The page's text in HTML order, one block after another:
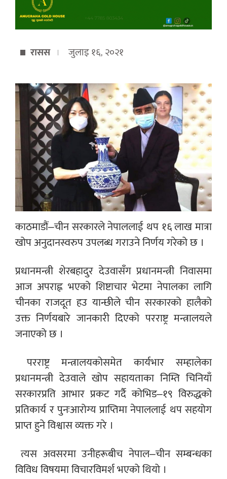
रासस जुलाइ १६, २०२१
काठमाडौं–चीन सरकारले नेपाललाई थप १६ लाख मात्रा
खोप अनुदानस्वरुप उपलब्ध गराउने निर्णय गरेको छ ।
प्रधानमन्त्री शेरबहादुर देउवासँग प्रधानमन्त्री निवासमा
आज अपराह्न भएको शिष्टाचार भेटमा नेपालका लागि
चीनका राजदूत हउ यान्छीले चीन सरकारको हालैको
उक्त निर्णयबारे जानकारी दिएको परराष्ट्र मन्त्रालयले
जनाएको छ ।
परराष्ट्र मन्त्रालयकोसमेत कार्यभार सम्हालेका
प्रधानमन्त्री देउवाले खोप सहायताका निम्ति चिनियाँ
सरकारप्रति आभार प्रकट गर्दै कोभिड–१९ विरुद्धको
प्रतिकार्य र पुनःआरोग्य प्राप्तिमा नेपाललाई थप सहयोग
प्राप्त हुने विश्वास व्यक्त गरे ।
त्यस अवसरमा उनीहरूबीच नेपाल–चीन सम्बन्धका
विविध विषयमा विचारविमर्श भएको थियो ।